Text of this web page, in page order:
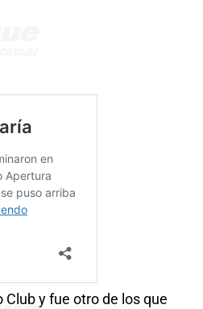
Club y fue otro de los que